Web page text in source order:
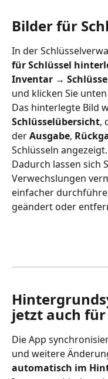
Bilder für
In der
für Schlüssel
Inventar →
und klicken Sie
Das hinterlegte Bild
Schlüsselübersicht,
der Ausgabe,
Schlüsseln angezeigt.
Dadurch lassen sich
Verwechslungen
einfacher
geändert oder
jetzt auch für
Die App
und weitere
automatisch im